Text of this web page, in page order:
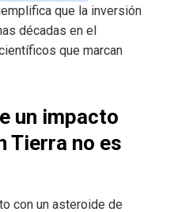
que la inversión
décadas en el
que marcan
un impacto
Tierra no es
con un asteroide de